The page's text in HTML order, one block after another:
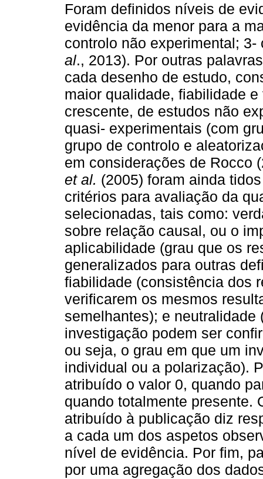
Foram definidos níveis de
evidência da menor para a
controlo não experimental;
al., 2013). Por outras
cada desenho de estudo,
maior qualidade, fiabilidade
crescente, de estudos não
quasi- experimentais (com
grupo de controlo e
em considerações de Rocco
et al. (2005) foram ainda
critérios para avaliação da
selecionadas, tais como:
sobre relação causal, ou o
aplicabilidade (grau que os
generalizados para outras
fiabilidade (consistência dos
verificarem os mesmos
semelhantes); e
investigação podem ser
ou seja, o grau em que um
individual ou a polarização).
atribuído o valor 0, quando
quando totalmente presente.
atribuído à publicação diz
a cada um dos aspetos
nível de evidência. Por fim,
por uma agregação dos